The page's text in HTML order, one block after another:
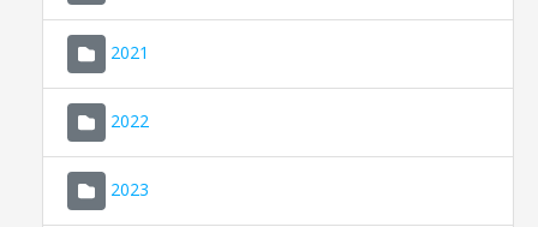
2021
2022
2023